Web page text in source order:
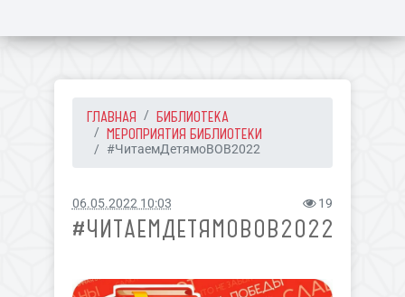
ГЛАВНАЯ
БИБЛИОТЕКА
МЕРОПРИЯТИЯ БИБЛИОТЕКИ
#ЧитаемДетямоВОВ2022
06.05.2022 10:03 19
#ЧИТАЕМДЕТЯМОВОВ2022